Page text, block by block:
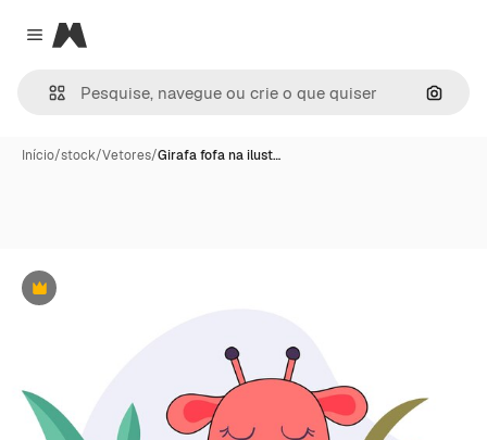
Close menu
Magnific
Início/stock/Vetores/Girafa fofa na ilust…
Premium